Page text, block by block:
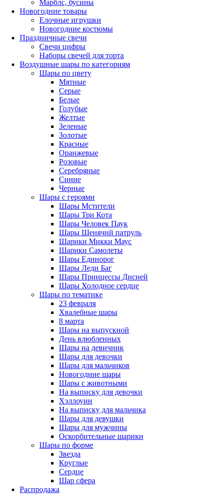
Марблс, бусины
Новогодние товары
Елочные игрушки
Новогодние костюмы
Праздничные свечи
Свечи цифры
Наборы свечей для торта
Воздушные шары по категориям
Шары по цвету
Мятные
Серые
Белые
Голубые
Желтые
Зеленые
Золотые
Красные
Оранжевые
Розовые
Серебряные
Синие
Черные
Шары с героями
Шары Мстители
Шары Три Кота
Шары Человек Паук
Шары Щенячий патруль
Шарики Микки Маус
Шарики Самолеты
Шары Единорог
Шары Леди Баг
Шары Принцессы Дисней
Шары Холодное сердце
Шары по тематике
23 февраля
Хвалебные шары
8 марта
Шары на выпускной
День влюбленных
Шары на девичник
Шары для девочки
Шары для мальчиков
Новогодние шары
Шары с животными
На выписку для девочки
Хэллоуин
На выписку для мальчика
Шары для девушки
Шары для мужчины
Оскорбительные шарики
Шары по форме
Звезда
Круглые
Сердце
Шар сфера
Распродажа